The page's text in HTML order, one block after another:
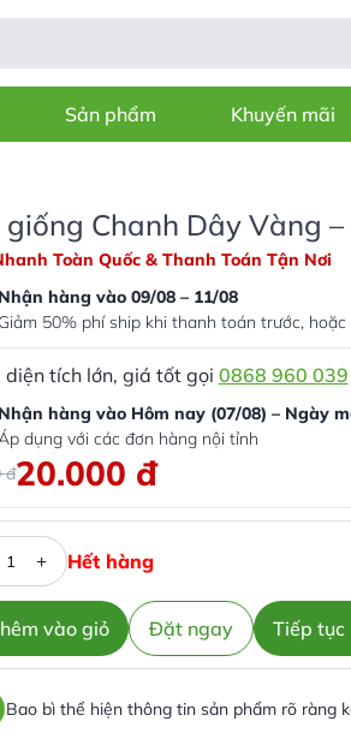
Sản phẩm Khuyến mãi
Chanh Dây Vàng
Toàn Quốc & Thanh Toán Tận Nơi
hàng vào 09/08 – 11/08
50% phí ship khi thanh toán trước,
diện tích lớn, giá tốt gọi 0868 960 039
hàng vào Hôm nay (07/08) – Ngày
dụng với các đơn hàng nội tỉnh
đ20.000 đ
Hết hàng
vào giỏ Đặt ngay Tiếp tục
Bao bì thể hiện thông tin sản phẩm rõ ràng